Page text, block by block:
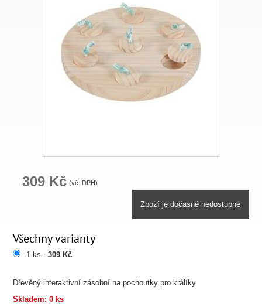
Dřevěný interaktivní zásobní na pochoutky pro králíky
Skladem: 0 ks
309 Kč (vč. DPH)
Zboží je dočasně nedostupné
Všechny varianty
1 ks -309 Kč